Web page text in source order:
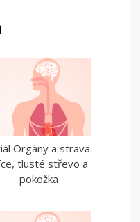
Orgány a strava:
tlusté střevo a
pokožka